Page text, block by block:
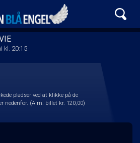
Den Blå Engel
kl. 20:15
pladser ved at klikke på de
nedenfor. (Alm. billet kr. 120,00)
front03-cc 074259